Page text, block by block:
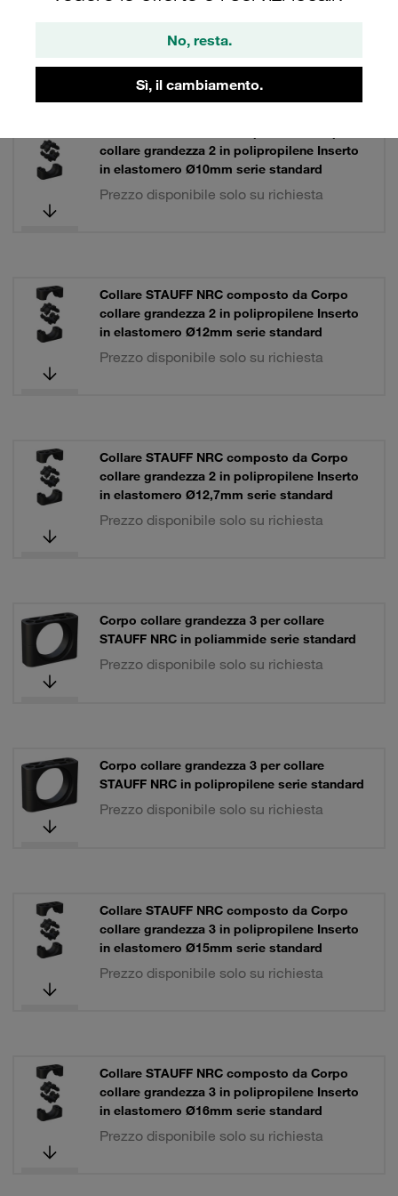
No, resta.
Sì, il cambiamento.
in elastomero Ø8mm serie standard
Prezzo disponibile solo su richiesta
collare grandezza 2 in polipropilene Inserto
in elastomero Ø10mm serie standard
Prezzo disponibile solo su richiesta
Collare STAUFF NRC composto da Corpo
collare grandezza 2 in polipropilene Inserto
in elastomero Ø12mm serie standard
Prezzo disponibile solo su richiesta
Collare STAUFF NRC composto da Corpo
collare grandezza 2 in polipropilene Inserto
in elastomero Ø12,7mm serie standard
Prezzo disponibile solo su richiesta
Corpo collare grandezza 3 per collare
STAUFF NRC in poliammide serie standard
Prezzo disponibile solo su richiesta
Corpo collare grandezza 3 per collare
STAUFF NRC in polipropilene serie standard
Prezzo disponibile solo su richiesta
Collare STAUFF NRC composto da Corpo
collare grandezza 3 in polipropilene Inserto
in elastomero Ø15mm serie standard
Prezzo disponibile solo su richiesta
Collare STAUFF NRC composto da Corpo
collare grandezza 3 in polipropilene Inserto
in elastomero Ø16mm serie standard
Prezzo disponibile solo su richiesta